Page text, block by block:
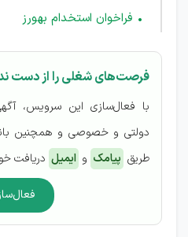
فراخوان استخدام بهورز
فرصت‌های شغلی را از دست
با فعال‌سازی این سرویس،
دولتی و خصوصی و همچنین
طریق پیامک و ایمیل دریافت